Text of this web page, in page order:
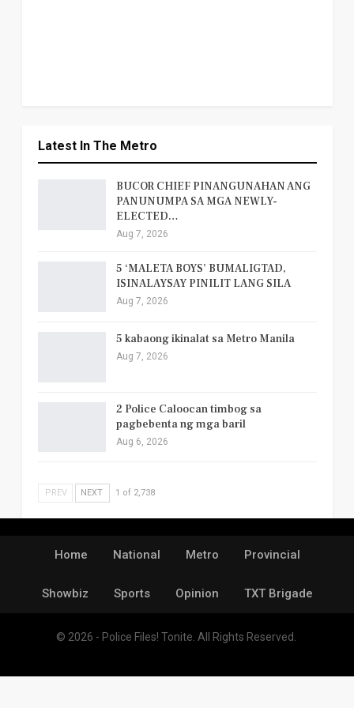
Latest In The Metro
BUCOR CHIEF PINANGUNAHAN ANG
PANUNUMPA SA MGA NEWLY-
ELECTED…
Aug 7, 2026
5 ‘MALETA BOYS’ BUMALIGTAD,
ISINALAYSAY PINILIT LANG SILA
Aug 7, 2026
5 kabaong ikinalat sa Metro Manila
Aug 7, 2026
2 Police Caloocan timbog sa
pagbebenta ng mga baril
Aug 6, 2026
PREV NEXT 1 of 2,738
Home National Metro Provincial
Showbiz Sports Opinion TXT Brigade
© 2026 - Police Files! Tonite. All Rights Reserved.